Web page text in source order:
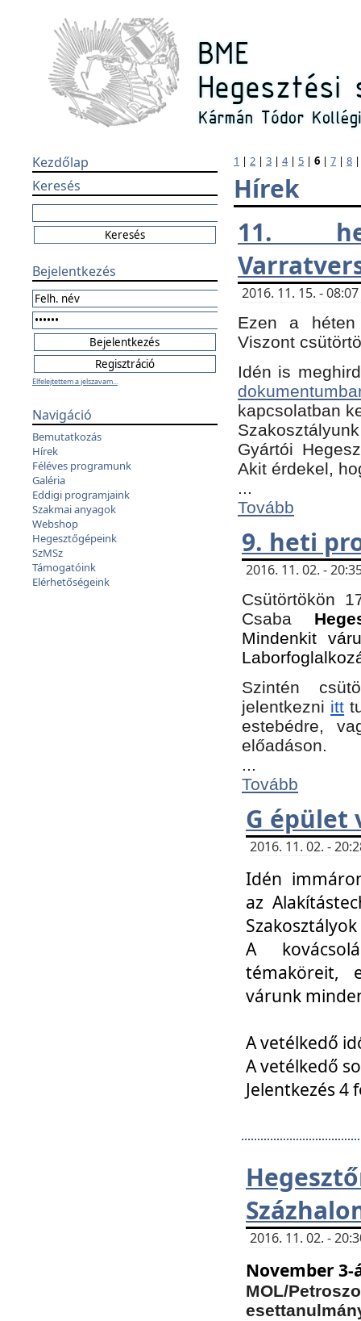
Kezdőlap
Keresés
Bejelentkezés
Elfelejtettem a jelszavam...
Navigáció
Bemutatkozás
Hírek
Féléves programunk
Galéria
Eddigi programjaink
Szakmai anyagok
Webshop
Hegesztőgépeink
SzMSz
Támogatóink
Elérhetőségeink
1 | 2 | 3 | 4| 5 | 6 | 7 | 8
Hírek
11.
2016. 11. 15. -
Ezen a héten
Viszont
Idén is
kapcsolatban
Gyártói
Akit érdekel,
...
Tovább
9. heti
2016. 11. 02. -
Csütörtökön
Csaba
Mindenkit
Szintén
jelentkezni itt
estebédre,
előadáson.
...
Tovább
G épület
2016. 11. 02. -
Idén
az
A
témaköreit,
várunk
A vetélkedő
A vetélkedő
Jelentkezés 4
2016. 11. 02. -
November
MOL/